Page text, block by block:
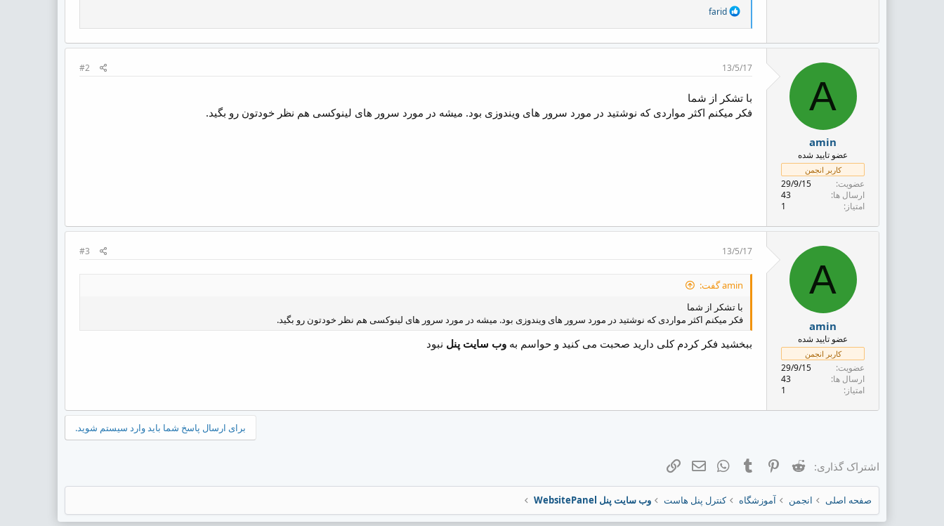
R
a
c
s
:
farid
A
amin
عضو تایید شده
کاربر انجمن
عضویت
29/9/15
ارسال ها
43
امتیاز
1
13/5/17
#2
با تشکر از شما
فکر میکنم اکثر مواردی که نوشتید در مورد سرور های ویندوزی بود. میشه در مورد سرور های لینوکسی هم نظر خودتون رو بگید.
A
amin
عضو تایید شده
کاربر انجمن
عضویت
29/9/15
ارسال ها
43
امتیاز
1
13/5/17
#3
amin گفت:
با تشکر از شما
فکر میکنم اکثر مواردی که نوشتید در مورد سرور های ویندوزی بود. میشه در مورد سرور های لینوکسی هم نظر خودتون رو بگید.
ببخشید فکر کردم کلی دارید صحبت می کنید و حواسم به وب سایت پنل نبود
برای ارسال پاسخ شما باید وارد سیستم شوید.
اشتراک گذاری: Reddit
Pinterest
Tumblr
WhatsApp
ایمیل
صفحه اصلی انجمن آموزشگاه کنترل پنل هاست وب سایت پنل WebsitePanel